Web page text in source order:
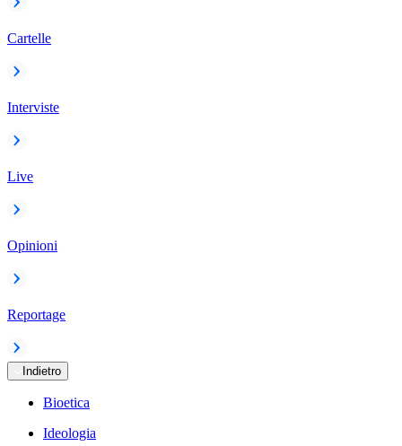
Cartelle
Interviste
Live
Opinioni
Reportage
Indietro
Bioetica
Ideologia